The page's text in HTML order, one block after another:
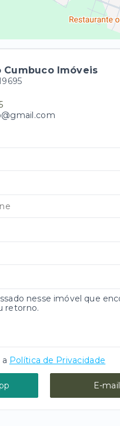
Cumbuco Imóveis
Política de Privacidade
E-mail